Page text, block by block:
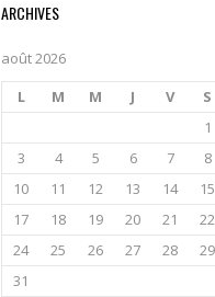
ARCHIVES
août 2026
L
M M J V S
1
3
4 5 6 7 8
10
11 12 13 14 15
17
18 19 20 21 22
24
25 26 27 28 29
31